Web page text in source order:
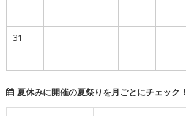
31
夏休みに開催の夏祭りを月ごとにチェック！